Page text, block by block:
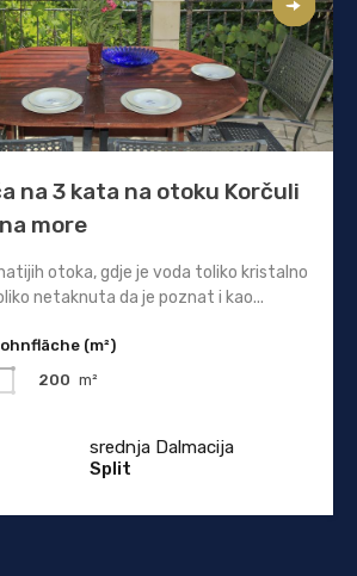
na 3 kata na otoku Korčuli
more
otoka, gdje je voda toliko kristalno
netaknuta da je poznat i kao...
(m²)
200 m²
srednja Dalmacija
Split